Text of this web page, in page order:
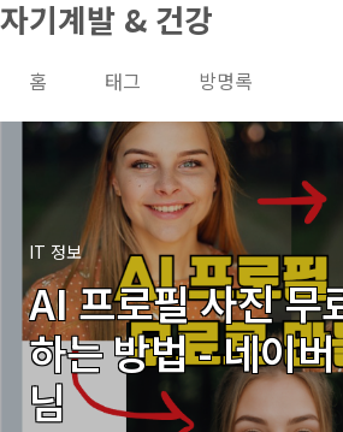
본문 바로가기
자기계발 & 건강
홈 태그 방명록
IT 정보
AI 프로필 사진 무
하는 방법 - 네이
님